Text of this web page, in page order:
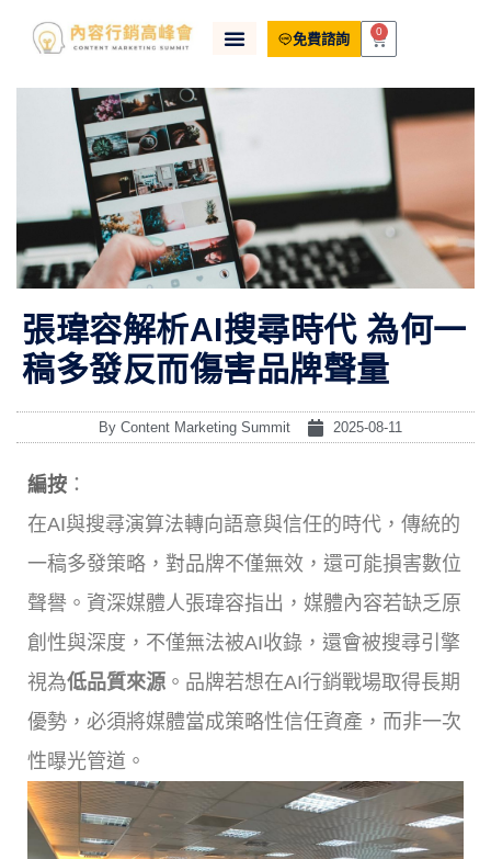
免費諮詢 0
張瑋容解析AI搜尋時代 為何一
稿多發反而傷害品牌聲量
ByContent Marketing Summit 2025-08-11
編按 ：
在AI與搜尋演算法轉向語意與信任的時代，傳統的
一稿多發策略，對品牌不僅無效，還可能損害數位
聲譽。資深媒體人張瑋容指出，媒體內容若缺乏原
創性與深度，不僅無法被AI收錄，還會被搜尋引擎
視為低品質來源 。品牌若想在AI行銷戰場取得長期
優勢，必須將媒體當成策略性信任資產，而非一次
性曝光管道。